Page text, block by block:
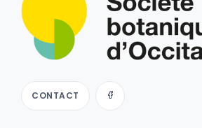
CONTACT